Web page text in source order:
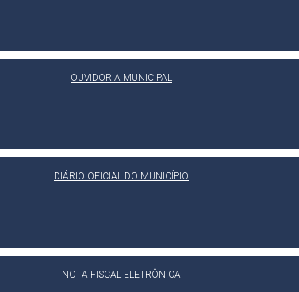
OUVIDORIA MUNICIPAL
DIÁRIO OFICIAL DO MUNICÍPIO
NOTA FISCAL ELETRÔNICA